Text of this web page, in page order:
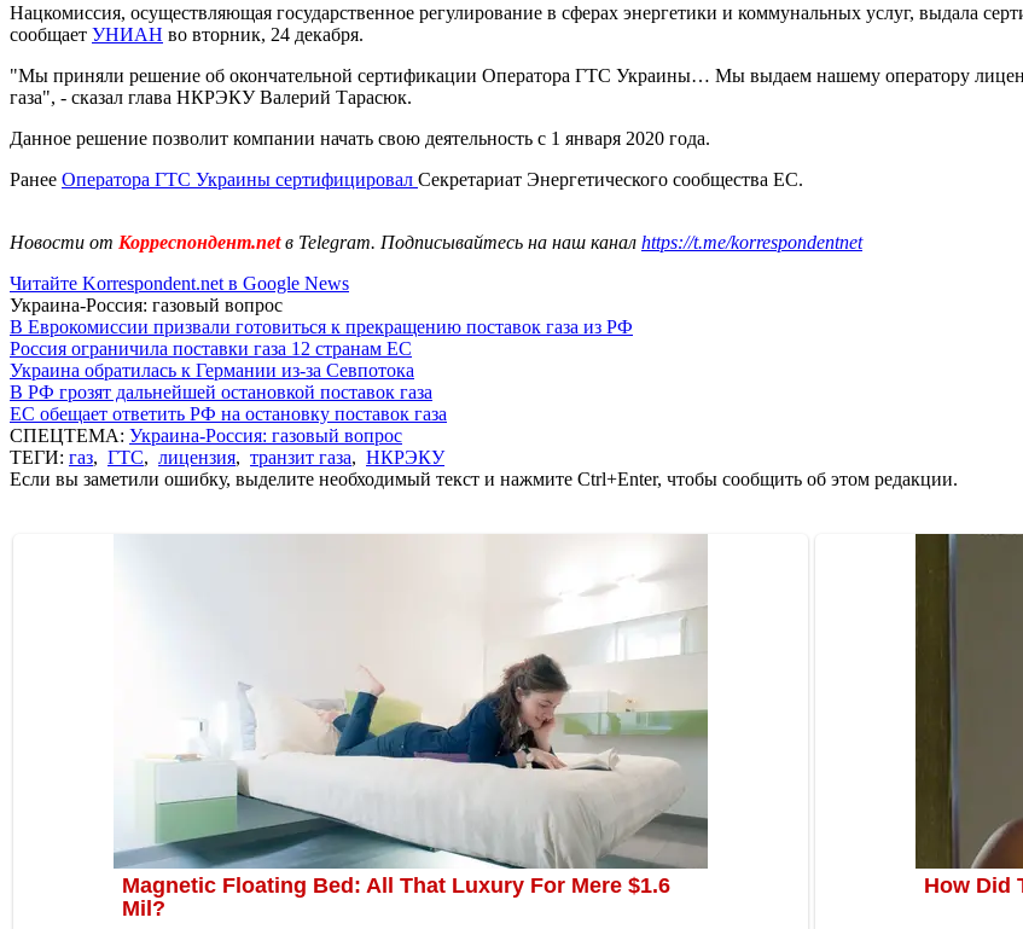
Нацкомиссия, осуществляющая государственное регулирование в сферах энергетики и коммунальных услуг, выдала
сообщает УНИАН во вторник, 24 декабря.
"Мы приняли решение об окончательной сертификации Оператора ГТС Украины… Мы выдаем нашему оператору
газа", - сказал глава НКРЭКУ Валерий Тарасюк.
Данное решение позволит компании начать свою деятельность с 1 января 2020 года.
Ранее Оператора ГТС Украины сертифицировал Секретариат Энергетического сообщества ЕС.
Новости от Корреспондент.netв Telegram. Подписывайтесь на наш канал https://t.me/korrespondentnet
Читайте Korrespondent.net в Google News
Украина-Россия: газовый вопрос
В Еврокомиссии призвали готовиться к прекращению поставок газа из РФ
Россия ограничила поставки газа 12 странам ЕС
Украина обратилась к Германии из-за Севпотока
В РФ грозят дальнейшей остановкой поставок газа
ЕС обещает ответить РФ на остановку поставок газа
СПЕЦТЕМА: Украина-Россия: газовый вопрос
ТЕГИ: газ, ГТС, лицензия, транзит газа, НКРЭКУ
Если вы заметили ошибку, выделите необходимый текст и нажмите Ctrl+Enter, чтобы сообщить об этом редакции.